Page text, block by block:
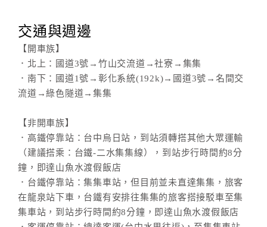
交通與週邊
【開車族】
．北上：國道3號→竹山交流道→社寮→集集
．南下：國道1號→彰化系統(192k)→國道3號→名間交
流道→綠色隧道→集集
【非開車族】
．高鐵停靠站：台中烏日站，到站須轉搭其他大眾運輸
（建議搭乘：台鐵-二水集集線），到站步行時間約8分
鐘，即達山魚水渡假飯店
．台鐵停靠站：集集車站，但目前並未直達集集，旅客
在龍泉站下車，台鐵有安排往集集的旅客搭接駁車至集
集車站，到站步行時間約8分鐘，即達山魚水渡假飯店